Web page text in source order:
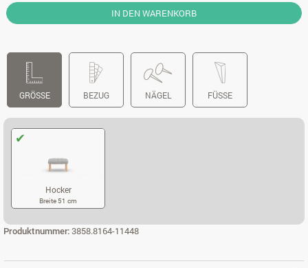
IN DEN WARENKORB
GRÖSSE BEZUG NÄGEL FÜSSE
Hocker
Breite 51 cm
Produktnummer:3858.8164-11448